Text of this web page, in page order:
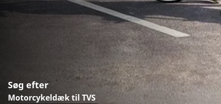
Søg efter
Motorcykeldæk til TVS